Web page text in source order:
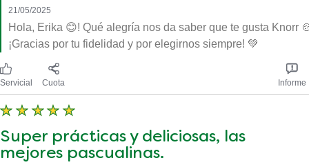
21/05/2025
Hola, Erika 😊! Qué alegría nos da saber que te gusta Knorr
¡Gracias por tu fidelidad y por elegirnos siempre! 💚
Servicial Cuota Informe
Super prácticas y deliciosas, las
mejores pascualinas.